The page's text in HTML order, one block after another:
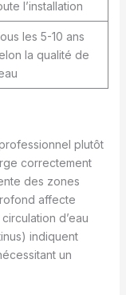
l’installation
les 5-10 ans
la qualité de
plutôt
correctement
des zones
affecte
d’eau
indiquent
un